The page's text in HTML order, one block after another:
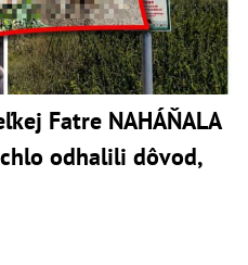
Fatre NAHÁŇALA
odhalili dôvod,